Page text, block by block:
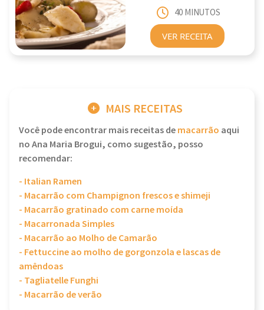
40 MINUTOS
VER RECEITA
MAIS RECEITAS
Você pode encontrar mais receitas demacarrão aqui
no Ana Maria Brogui, como sugestão, posso
recomendar:
- Italian Ramen
- Macarrão com Champignon frescos e shimeji
- Macarrão gratinado com carne moída
- Macarronada Simples
- Macarrão ao Molho de Camarão
- Fettuccine ao molho de gorgonzola e lascas de
amêndoas
- Tagliatelle Funghi
- Macarrão de verão